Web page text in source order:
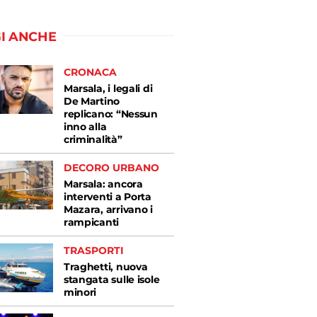
ANCHE
CRONACA
Marsala, i legali di
De Martino
replicano: “Nessun
inno alla
criminalità”
DECORO URBANO
Marsala: ancora
interventi a Porta
Mazara, arrivano i
rampicanti
TRASPORTI
Traghetti, nuova
stangata sulle isole
minori